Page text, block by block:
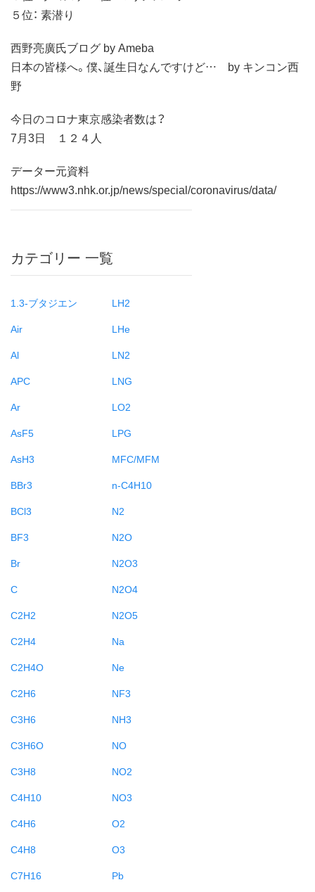
５位： 素潜り
西野亮廣氏ブログ by Ameba
日本の皆様へ。僕、誕生日なんですけど… by キンコン西
野
今日のコロナ東京感染者数は？
7月3日 １２４人
データー元資料
https://www3.nhk.or.jp/news/special/coronavirus/data/
カテゴリー 一覧
1.3-ブタジエン
Air
Al
APC
Ar
AsF5
AsH3
BBr3
BCl3
BF3
Br
C
C2H2
C2H4
C2H4O
C2H6
C3H6
C3H6O
C3H8
C4H10
C4H6
C4H8
C7H16
LH2
LHe
LN2
LNG
LO2
LPG
MFC/MFM
n-C4H10
N2
N2O
N2O3
N2O4
N2O5
Na
Ne
NF3
NH3
NO
NO2
NO3
O2
O3
Pb